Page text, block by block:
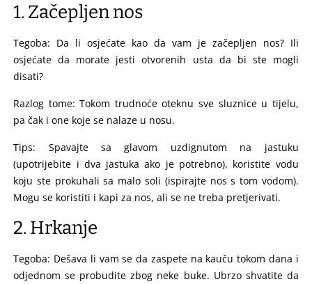
1. Začepljen nos
Tegoba: Da li osjećate kao da vam je začepljen nos? Ili
osjećate da morate jesti otvorenih usta da bi ste mogli
disati?
Razlog tome: Tokom trudnoće oteknu sve sluznice u tijelu,
pa čak i one koje se nalaze u nosu.
Tips: Spavajte sa glavom uzdignutom na jastuku
(upotrijebite i dva jastuka ako je potrebno), koristite vodu
koju ste prokuhali sa malo soli (ispirajte nos s tom vodom).
Mogu se koristiti i kapi za nos, ali se ne treba pretjerivati.
2. Hrkanje
Tegoba: Dešava li vam se da zaspete na kauču tokom dana i
odjednom se probudite zbog neke buke. Ubrzo shvatite da